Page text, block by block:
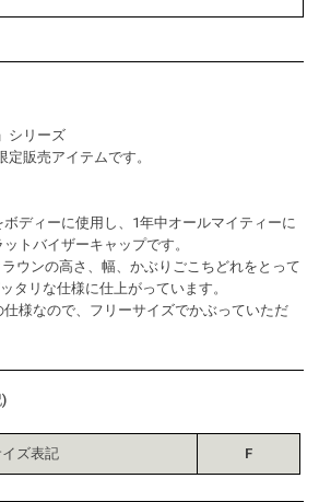
シリーズ
定販売アイテムです。
ディーに使用し、1年中オールマイティーに
トバイザーキャップです。
ウンの高さ、幅、かぶりごこちどれをとって
タリな仕様に仕上がっています。
様なので、フリーサイズでかぶっていただ
ズ表記 F